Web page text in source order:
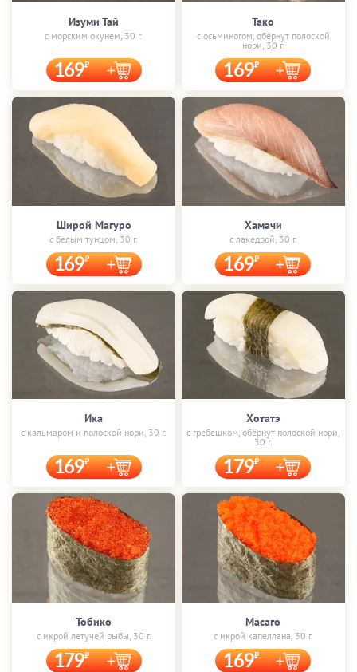
Изуми Тай
с морским окунем, 30 г.
169
Тако
с осьминогом, обёрнут полоской
нори, 30 г.
169
Широй Магуро
с белым тунцом, 30 г.
169
Хамачи
с лакедрой, 30 г.
169
Ика
с кальмаром и полоской нори, 30 г.
169
Хотатэ
с гребешком, обёрнут полоской нори,
30 г.
179
Тобико
с икрой летучей рыбы, 30 г.
179
Масаго
с икрой капеллана, 30 г.
169